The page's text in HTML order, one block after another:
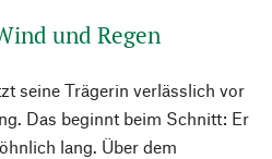
und Regen
seine Trägerin verlässlich vor
Das beginnt beim Schnitt: Er
lang. Über dem